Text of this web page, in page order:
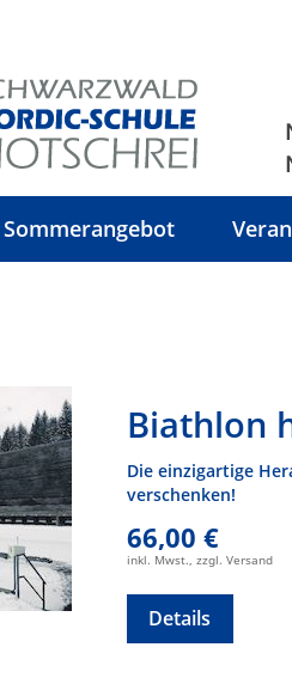
Sommerangebot
Biathlon
Die einzigartige
verschenken!
66,00 €
inkl. Mwst., zzgl. Versand
Details